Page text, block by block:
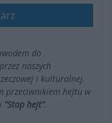
do
naszych
i kulturalnej.
przeciwnikiem hejtu w
"Stop hejt".